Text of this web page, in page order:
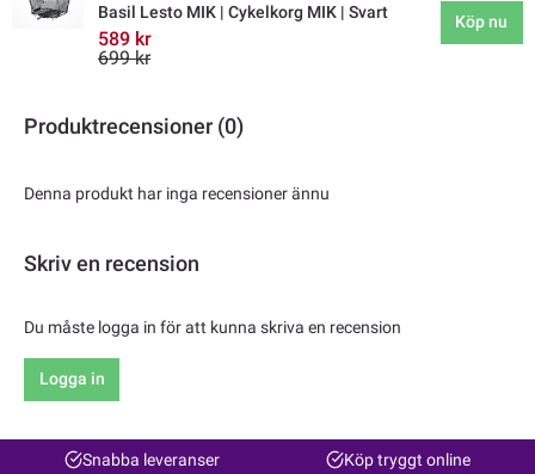
Basil Lesto MIK | Cykelkorg MIK | Svart
589 kr
699 kr
Köp nu
Produktrecensioner (0)
Denna produkt har inga recensioner ännu
Skriv en recension
Du måste logga in för att kunna skriva en recension
Logga in
Snabba leveranser Köp tryggt online